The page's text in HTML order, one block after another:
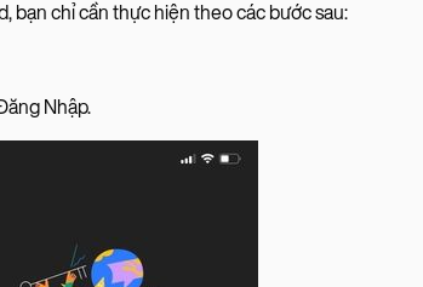
bạn chỉ cần thực hiện theo các bước sau:
Nhập.